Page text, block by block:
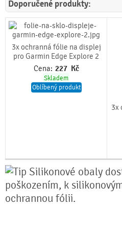
Doporučené produkty:
3x ochranná fólie na displej
pro Garmin Edge Explore 2
Cena: 227 Kč
Skladem
Oblíbený produkt
3x
Silikonové obaly
poškozením, k
ochrannou fólii.